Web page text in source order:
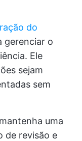
do
gerenciar o
Ele
sejam
sem
mantenha uma
de revisão e